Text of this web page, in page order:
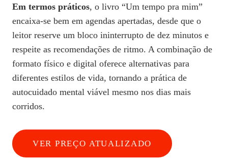
Em termos práticos, o livro “Um tempo pra mim”
encaixa-se bem em agendas apertadas, desde que o
leitor reserve um bloco ininterrupto de dez minutos e
respeite as recomendações de ritmo. A combinação de
formato físico e digital oferece alternativas para
diferentes estilos de vida, tornando a prática de
autocuidado mental viável mesmo nos dias mais
corridos.
VER PREÇO ATUALIZADO